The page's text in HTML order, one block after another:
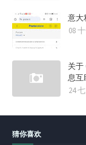
意大
08
关
息互
24
猜你喜欢